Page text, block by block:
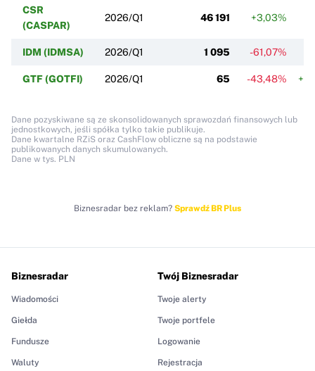
CSR
(CASPAR)
2026/Q1 46 191 +3,03%
IDM (IDMSA) 2026/Q1 1 095 -61,07%
GTF (GOTFI) 2026/Q1 65 -43,48%
Dane pozyskiwane są ze skonsolidowanych sprawozdań finansowych lub
jednostkowych, jeśli spółka tylko takie publikuje.
Dane kwartalne RZiS oraz CashFlow obliczne są na podstawie
publikowanych danych skumulowanych.
Dane w tys. PLN
Biznesradar bez reklam? Sprawdź BR Plus
Biznesradar
Wiadomości
Giełda
Fundusze
Waluty
Twój Biznesradar
Twoje alerty
Twoje portfele
Logowanie
Rejestracja